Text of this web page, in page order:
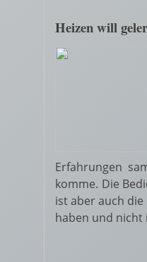
Heizen will
Erfahrungen
komme. Die
ist aber auch
haben und nicht